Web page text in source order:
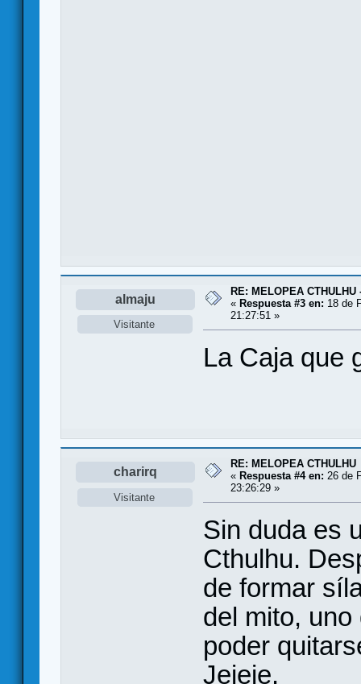
almaju
Visitante
RE: MELOPEA CTHULHU
« Respuesta #3 en: 18 de
21:27:51 »
La Caja que
charirq
Visitante
RE: MELOPEA CTHULHU
« Respuesta #4 en: 26 de
23:26:29 »
Sin duda es
Cthulhu.
de formar
del mito,
poder
Jejeje.